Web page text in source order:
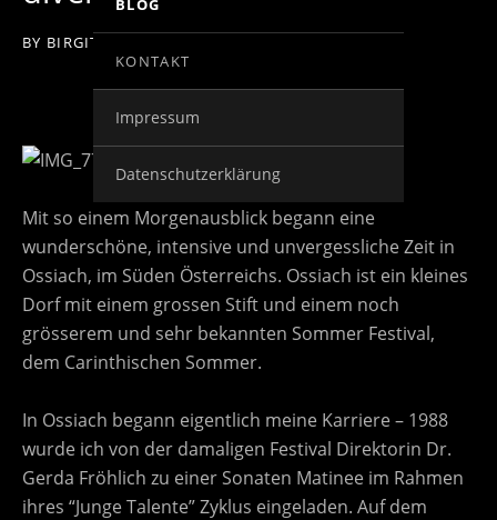
BLOG
KONTAKT
Impressum
Datenschutzerklärung
BY BIRGIT KOLAR
Mit so einem Morgenausblick begann eine
wunderschöne, intensive und unvergessliche Zeit in
Ossiach, im Süden Österreichs. Ossiach ist ein kleines
Dorf mit einem grossen Stift und einem noch
grösserem und sehr bekannten Sommer Festival,
dem Carinthischen Sommer.
In Ossiach begann eigentlich meine Karriere – 1988
wurde ich von der damaligen Festival Direktorin Dr.
Gerda Fröhlich zu einer Sonaten Matinee im Rahmen
ihres “Junge Talente” Zyklus eingeladen. Auf dem